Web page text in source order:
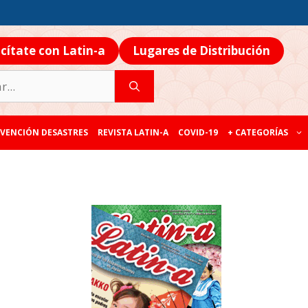
con Latin-a Lugares de Distribución
DESASTRES REVISTA LATIN-A COVID-19 + CATEGORÍAS